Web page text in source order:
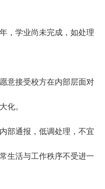
学业尚未完成，如处理
接受校方在内部层面对
化。
通报，低调处理，不宜
生活与工作秩序不受进一